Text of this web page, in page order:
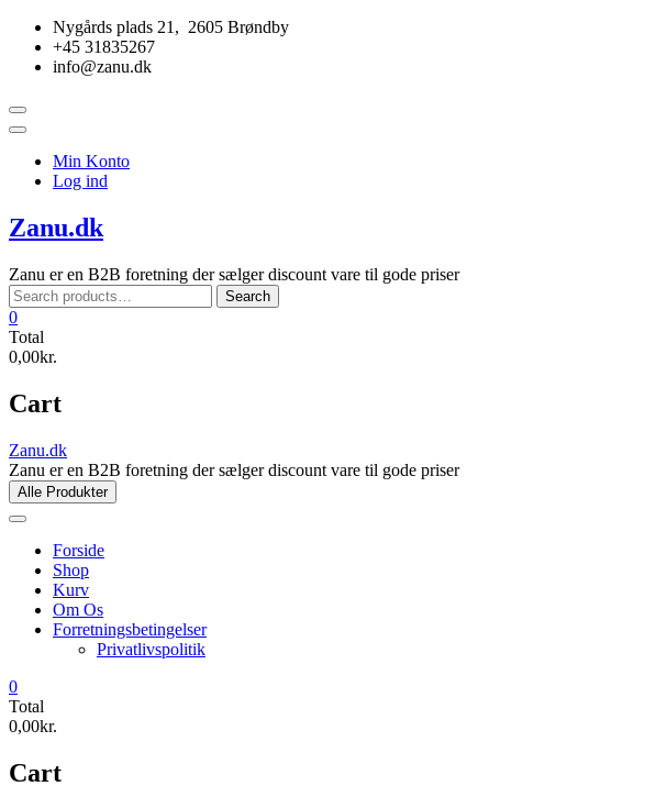
Skip
content
Nygårds plads 21, 2605 Brøndby
+45 31835267
info@zanu.dk
Topbar
Menu
Min Konto
Log ind
Zanu.dk
Zanu er en B2B foretning der sælger discount vare til gode priser
Search
for:
Search
0
Total
0,00kr.
Cart
Zanu.dk
Zanu er en B2B foretning der sælger discount vare til gode priser
Alle Produkter
Forside
Shop
Kurv
Om Os
Forretningsbetingelser
Privatlivspolitik
0
Total
0,00kr.
Cart